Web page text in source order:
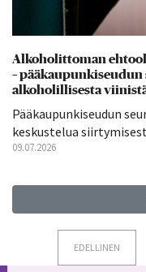
Alkoholittoman
–
alkoholillisesta
Pääkaupunkiseudun
keskustelua
09.07.2026
EDELLINEN